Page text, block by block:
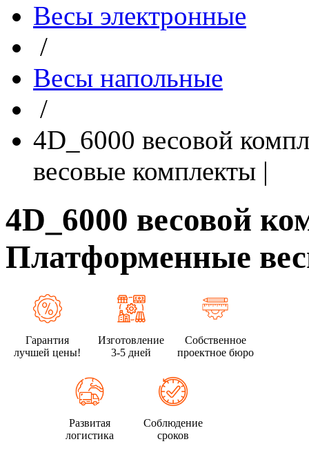
Весы электронные
/
Весы напольные
/
4D_6000 весовой
весовые комплекты |
4D_6000 весовой
Платформенные
Гарантия
лучшей цены!
Изготовление
3-5 дней
Собственное
проектное бюро
Развитая
логистика
Соблюдение
сроков